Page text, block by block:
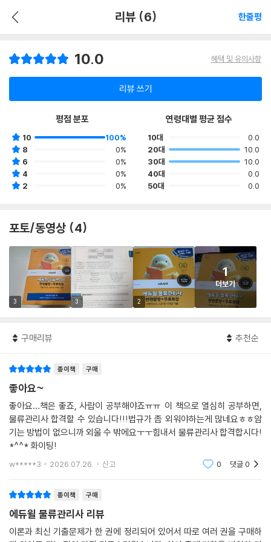
리뷰 (6) 한줄평
10.0 혜택 및 유의사항
리뷰 쓰기
평점 분포
10
100%
8
0%
6
0%
4
0%
2
0%
연령대별 평균 점수
10대
0.0
20대
10.0
30대
10.0
40대
0.0
50대
0.0
포토/동영상 (4)
3 3 2
1
더보기
구매리뷰 추천순
종이책 구매
좋아요~
좋아요…책은 좋죠, 사람이 공부해야죠ㅠㅠ 이 책으로 열심히 공부하면,
물류관리사 합격할 수 있습니다!!!법규가 좀 외워야하는게 많네요ㅎㅎ암
기는 방법이 없으니까 외울 수 밖에요ㅜㅜ힘내서 물류관리사 합격합시다!
*^^* 화이팅!
w*****3 2026.07.26. 신고 0 댓글0
종이책 구매
에듀윌 물류관리사 리뷰
이론과 최신 기출문제가 한 권에 정리되어 있어서 따로 여러 권을 구매하